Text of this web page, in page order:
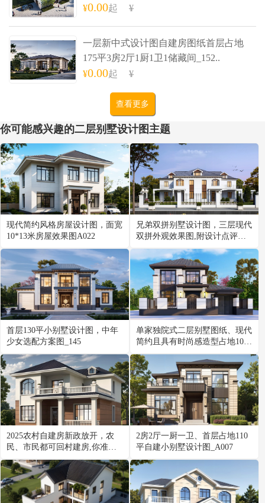
¥0.00起 ¥
一层新中式设计图自建房图纸首层占地
175平3房2厅1厨1卫1储藏间_152..
¥0.00起 ¥
查看更多
你可能感兴趣的二层别墅设计图主题
现代简约风格房屋设计图，面宽
10*13米房屋效果图A022
兄弟双拼别墅设计图，三层现代
双拼外观效果图,附设计点评
A017
首层130平小别墅设计图，中年
少女选配方案图_145
单家独院式二层别墅图纸、现代
简约且具有时尚感造型占地105
平_060
2025农村自建房新政放开，农
民、市民都可回村建房,你准备
好了么_p200
2房2厅一厨一卫、首层占地110
平自建小别墅设计图_A007